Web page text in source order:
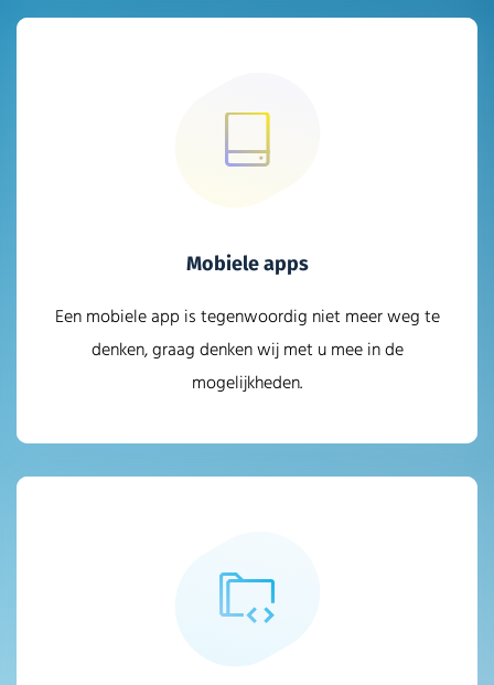
Mobiele apps
Een mobiele app is tegenwoordig niet meer weg te
denken, graag denken wij met u mee in de
mogelijkheden.